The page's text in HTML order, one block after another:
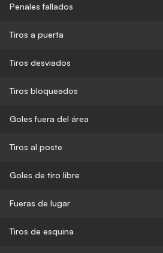
Penales fallados
Tiros a puerta
Tiros desviados
Tiros bloqueados
Goles fuera del área
Tiros al poste
Goles de tiro libre
Fueras de lugar
Tiros de esquina